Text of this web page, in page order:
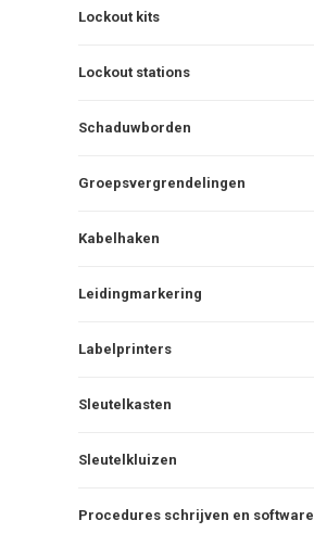
Lockout kits
Lockout stations
Schaduwborden
Groepsvergrendelingen
Kabelhaken
Leidingmarkering
Labelprinters
Sleutelkasten
Sleutelkluizen
Procedures schrijven en software